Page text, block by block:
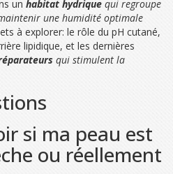
un habitat hydrique qui regroupe
une humidité optimale
à explorer: le rôle du pH cutané,
lipidique, et les dernières
qui stimulent la
si ma peau est
ou réellement